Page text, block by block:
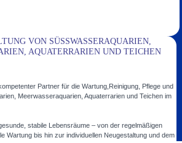
VON SÜSSWASSERAQUARIEN, M
AQUATERRARIEN UND TEICHEN
Partner für die Wartung,Reinigung, Pflege und
Meerwasseraquarien, Aquaterrarien und Teichen im
stabile Lebensräume – von der regelmäßigen
Wartung bis hin zur individuellen Neugestaltung und dem